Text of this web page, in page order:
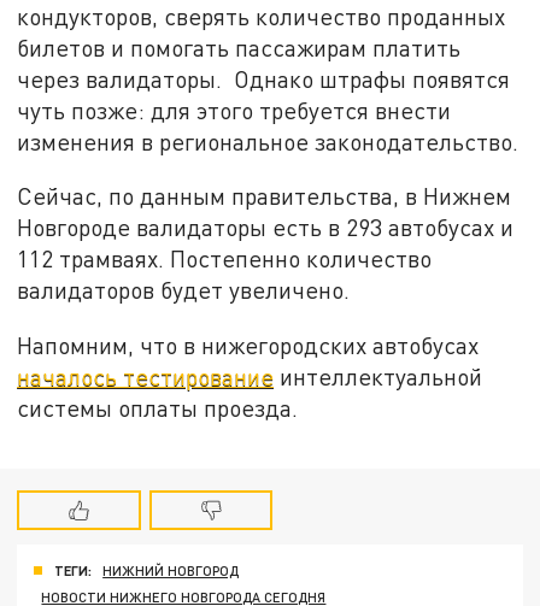
кондукторов, сверять количество проданных
билетов и помогать пассажирам платить
через валидаторы. Однако штрафы появятся
чуть позже: для этого требуется внести
изменения в региональное законодательство.
Сейчас, по данным правительства, в Нижнем
Новгороде валидаторы есть в 293 автобусах и
112 трамваях. Постепенно количество
валидаторов будет увеличено.
Напомним, что в нижегородских автобусах
началось тестирование интеллектуальной
системы оплаты проезда.
ТЕГИ:
НИЖНИЙ НОВГОРОД
НОВОСТИ НИЖНЕГО НОВГОРОДА СЕГОДНЯ